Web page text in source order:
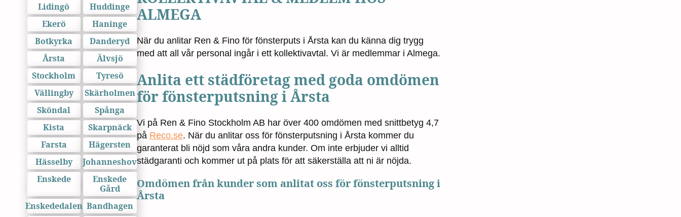
Lidingö
Huddinge
Ekerö
Haninge
Botkyrka
Danderyd
Årsta
Älvsjö
Stockholm
Tyresö
Vällingby
Skärholmen
Sköndal
Spånga
Kista
Skarpnäck
Farsta
Hägersten
Hässelby
Johanneshov
Enskede
Enskede
Gård
Enskededalen Bandhagen
ALMEGA
När du anlitar Ren & Fino för fönsterputs i Årsta kan du känna dig trygg
med att all vår personal ingår i ett kollektivavtal. Vi är medlemmar i Almega.
Anlita ett städföretag med goda omdömen
för fönsterputsning i Årsta
Vi på Ren & Fino Stockholm AB har över 400 omdömen med snittbetyg 4,7
på Reco.se. När du anlitar oss för fönsterputsning i Årsta kommer du
garanterat bli nöjd som våra andra kunder. Om inte erbjuder vi alltid
städgaranti och kommer ut på plats för att säkerställa att ni är nöjda.
Omdömen från kunder som anlitat oss för fönsterputsning i
Årsta